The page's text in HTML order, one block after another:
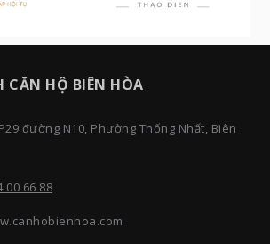
CĂN HỘ BIÊN HÒA
P29 đường N10, Phường Thống Nhất, Biên
00 66 88